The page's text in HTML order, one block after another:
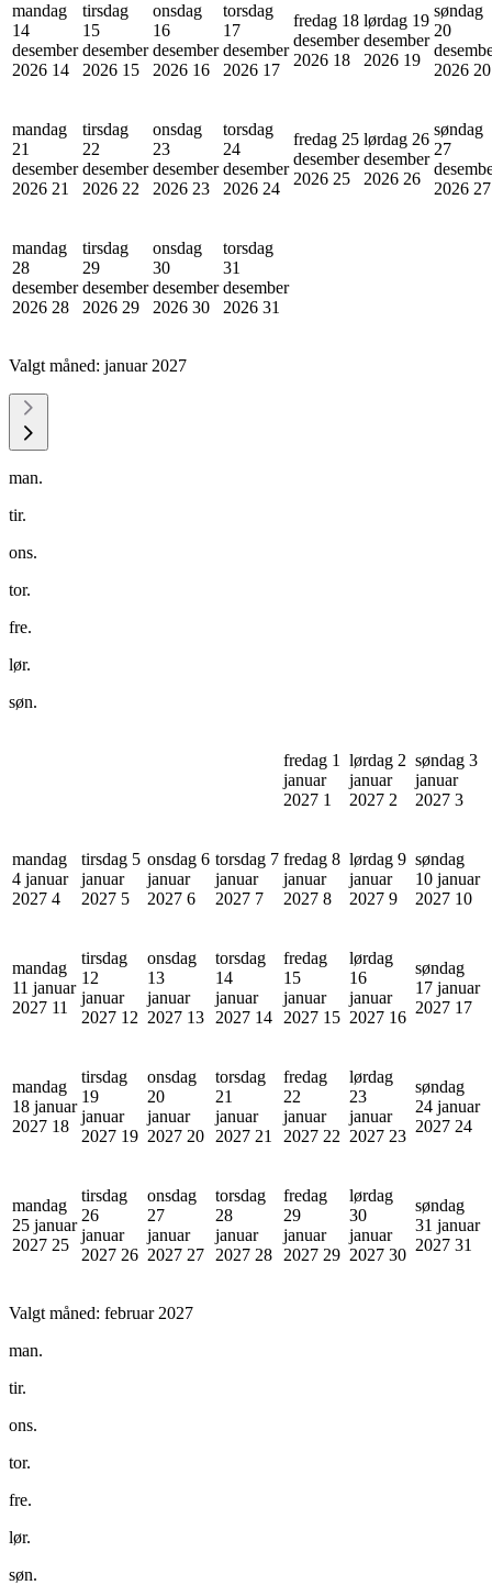
mandag
14
desember
2026 14
tirsdag
15
desember
2026 15
onsdag
16
desember
2026 16
torsdag
17
desember
2026 17
fredag 18
desember
2026 18
lørdag 19
desember
2026 19
søndag
20
2026 20
mandag
21
desember
2026 21
tirsdag
22
desember
2026 22
onsdag
23
desember
2026 23
torsdag
24
desember
2026 24
fredag 25
desember
2026 25
lørdag 26
desember
2026 26
søndag
27
2026 27
mandag
28
desember
2026 28
tirsdag
29
desember
2026 29
onsdag
30
desember
2026 30
torsdag
31
desember
2026 31
Valgt måned: januar 2027
man.
tir.
ons.
tor.
fre.
lør.
søn.
fredag 1
januar
2027 1
lørdag 2
januar
2027 2
søndag 3
januar
2027 3
mandag
4 januar
2027 4
tirsdag 5
januar
2027 5
onsdag 6
januar
2027 6
torsdag 7
januar
2027 7
fredag 8
januar
2027 8
lørdag 9
januar
2027 9
søndag
10 januar
2027 10
mandag
11 januar
2027 11
tirsdag
12
januar
2027 12
onsdag
13
januar
2027 13
torsdag
14
januar
2027 14
fredag
15
januar
2027 15
lørdag
16
januar
2027 16
søndag
17 januar
2027 17
mandag
18 januar
2027 18
tirsdag
19
januar
2027 19
onsdag
20
januar
2027 20
torsdag
21
januar
2027 21
fredag
22
januar
2027 22
lørdag
23
januar
2027 23
søndag
24 januar
2027 24
mandag
25 januar
2027 25
tirsdag
26
januar
2027 26
onsdag
27
januar
2027 27
torsdag
28
januar
2027 28
fredag
29
januar
2027 29
lørdag
30
januar
2027 30
søndag
31 januar
2027 31
Valgt måned: februar 2027
man.
tir.
ons.
tor.
fre.
lør.
søn.